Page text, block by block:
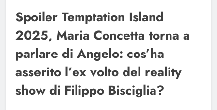
Spoiler Temptation Island
2025, Maria Concetta torna a
parlare di Angelo: cos’ha
asserito l’ex volto del reality
show di Filippo Bisciglia?